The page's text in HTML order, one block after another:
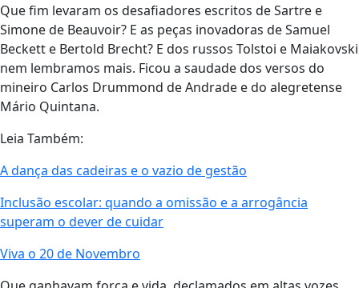
Que fim levaram os desafiadores escritos de Sartre e
Simone de Beauvoir? E as peças inovadoras de Samuel
Beckett e Bertold Brecht? E dos russos Tolstoi e Maiakovski
nem lembramos mais. Ficou a saudade dos versos do
mineiro Carlos Drummond de Andrade e do alegretense
Mário Quintana.
Leia Também:
A dança das cadeiras e o vazio de gestão
Inclusão escolar: quando a omissão e a arrogância
superam o dever de cuidar
Viva o 20 de Novembro